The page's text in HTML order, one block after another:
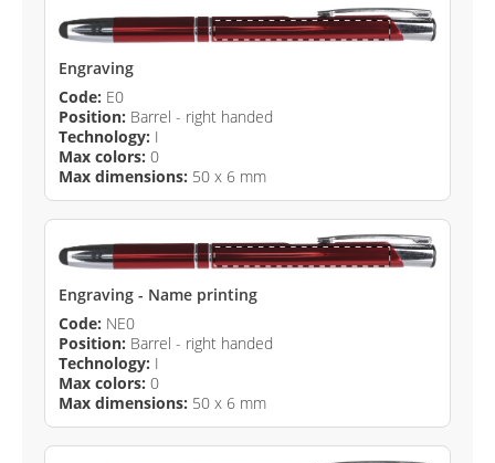
Engraving
Code: E0
Position: Barrel - right handed
Technology: I
Max colors: 0
Max dimensions: 50 x 6 mm
Engraving - Name printing
Code: NE0
Position: Barrel - right handed
Technology: I
Max colors: 0
Max dimensions: 50 x 6 mm